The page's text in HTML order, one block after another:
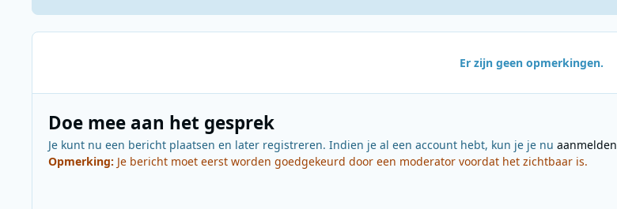
Er zijn geen opmerkingen.
Doe mee aan het gesprek
Je kunt nu een bericht plaatsen en later registreren. Indien je al een account hebt, kun je je nu aanmelden
Opmerking: Je bericht moet eerst worden goedgekeurd door een moderator voordat het zichtbaar is.